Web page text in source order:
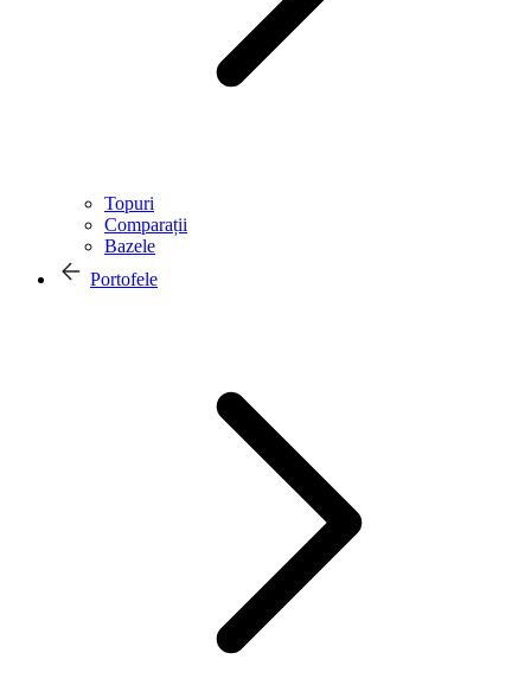
Topuri
Comparații
Bazele
Portofele